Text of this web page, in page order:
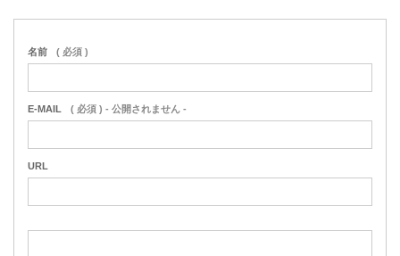
名前 ( 必須 )
E-MAIL ( 必須 ) - 公開されません -
URL